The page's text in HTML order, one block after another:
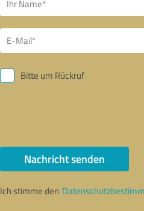
Bitte um Rückruf
Nachricht senden
Ich stimme den